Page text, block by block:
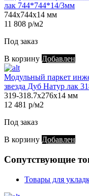
лак 744*744*14/3мм
744х744х14 мм
11 808 р/м2
Под заказ
В корзину Добавлен
Модульный паркет
звезда Дуб Натур лак
319-318.7х276х14 мм
12 481 р/м2
Под заказ
В корзину Добавлен
Сопутствующие
Товары для